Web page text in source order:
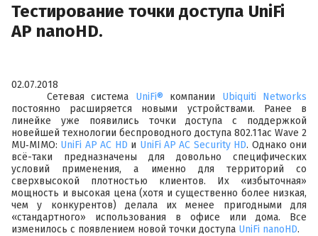
Тестирование точки доступа UniFi
AP nanoHD.
02.07.2018
Сетевая система UniFi® компании Ubiquiti Networks
постоянно расширяется новыми устройствами. Ранее в
линейке уже появились точки доступа с поддержкой
новейшей технологии беспроводного доступа 802.11ac Wave 2
MU‑MIMO: UniFi AP AC HD и UniFi AP AC Security HD. Однако они
всё-таки предназначены для довольно специфических
условий применения, а именно для территорий со
сверхвысокой плотностью клиентов. Их «избыточная»
мощность и высокая цена (хотя и существенно более низкая,
чем у конкурентов) делала их менее пригодными для
«стандартного» использования в офисе или дома. Все
изменилось с появлением новой точки доступа UniFi nanoHD.